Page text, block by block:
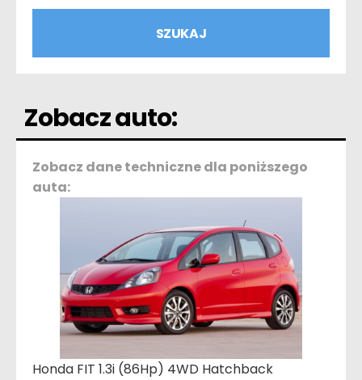
Zobacz auto:
Zobacz dane techniczne dla poniższego
auta:
Honda FIT 1.3i (86Hp) 4WD Hatchback